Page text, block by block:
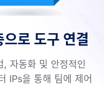
로 도구 연결
, 자동화 및 안정적인
IPs을 통해 팀에 제어